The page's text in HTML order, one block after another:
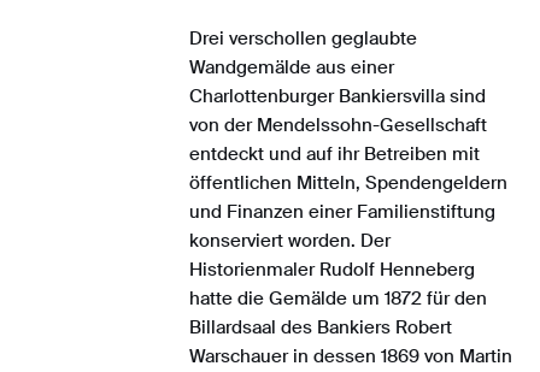
Drei verschollen geglaubte
Wandgemälde aus einer
Charlottenburger Bankiersvilla sind
von der Mendelssohn-Gesellschaft
entdeckt und auf ihr Betreiben mit
öffentlichen Mitteln, Spendengeldern
und Finanzen einer Familienstiftung
konserviert worden. Der
Historienmaler Rudolf Henneberg
hatte die Gemälde um 1872 für den
Billardsaal des Bankiers Robert
Warschauer in dessen 1869 von Martin